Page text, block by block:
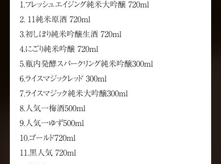
1.フレッシュエイジング純米大吟醸 720ml
2. 11純米原酒 720ml
3.初しぼり純米吟醸生酒 720ml
4.にごり純米吟醸 720ml
5.瓶内発酵スパークリング純米吟醸300ml
6.ライスマジックレッド 300ml
7.ライスマジック純米大吟醸300ml
8.人気一梅酒500ml
9.人気一ゆず500ml
10.ゴールド720ml
11.黒人気 720ml